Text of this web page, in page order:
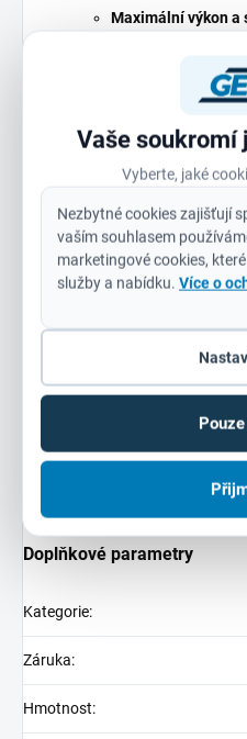
Vaše soukromí
Vyberte, jaké
Nezbytné cookies zajišťují
vaším souhlasem
marketingové cookies,
služby a nabídku. Více o
Maximální výkon a
Bezpečnost na
bezpečnostní
Úspora časudíky
krytu
Kompaktní a
práci
Dlouhá životnosta
Milwaukee AGV17-
preciznost.Investujte do
který se můžete
Doplňkové parametry
Kategorie:
Záruka:
Hmotnost: